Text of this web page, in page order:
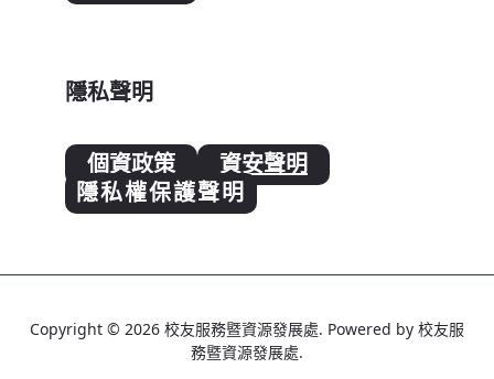
隱私聲明
個資政策
資安聲明
隱私權保護聲明
Copyright © 2026 校友服務暨資源發展處. Powered by 校友服
務暨資源發展處.